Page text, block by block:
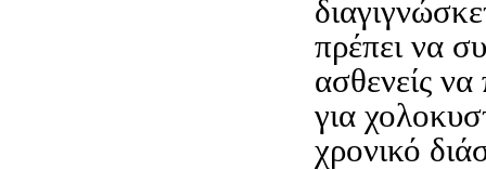
πρέπει να
ασθενείς
για
χρονικό